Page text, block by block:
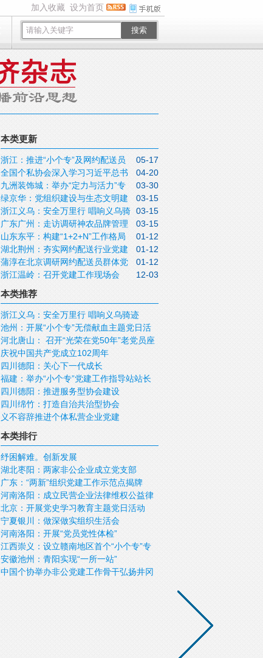
加入收藏 设为首页
搜索
本类更新
05-17
浙江：推进“小个专”及网约配送员
群体党建工作 04-20
全国个私协会深入学习习近平总书
记重要讲话精神 03-30
九洲装饰城：举办“定力与活力”专
题活动 03-15
绿京华：党组织建设与生态文明建
设同频共振 03-15
浙江义乌：安全万里行 唱响义乌骑
迹 03-15
广东广州：走访调研神农品牌管理
有限公司 01-12
山东东平：构建“1+2+N”工作格局
01-12
湖北荆州：夯实网约配送行业党建
工作基础 01-12
蒲淳在北京调研网约配送员群体党
的建设和服务管理工作 12-03
浙江温岭：召开党建工作现场会
本类推荐
浙江义乌：安全万里行 唱响义乌骑迹
池州：开展“小个专”无偿献血主题党日活
动
河北唐山： 召开“光荣在党50年”老党员座
谈会
庆祝中国共产党成立102周年
四川德阳：关心下一代成长
福建：举办“小个专”党建工作指导站站长
培训班
四川德阳：推进服务型协会建设
四川绵竹：打造自治共治型协会
义不容辞推进个体私营企业党建
本类排行
纾困解难。创新发展
湖北枣阳：两家非公企业成立党支部
广东：“两新”组织党建工作示范点揭牌
河南洛阳：成立民营企业法律维权公益律
师团
北京：开展党史学习教育主题党日活动
宁夏银川：做深做实组织生活会
河南洛阳：开展“党员党性体检”
江西崇义：设立赣南地区首个“小个专”专
业党委
安徽池州：青阳实现“一所一站”
中国个协举办非公党建工作骨干弘扬井冈